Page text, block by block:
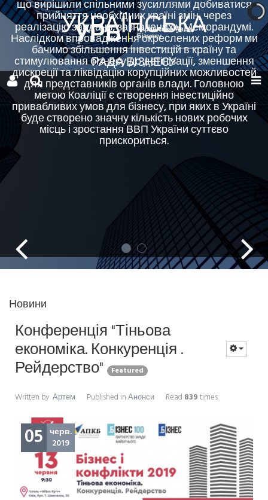
УКРАЇНСЬКА
РАДА БІЗНЕСУ
що вирішили спільними зусиллями добиватися
прийняття необхідних країні змін, через
реалізацію завдань, зазначених у Меморандумі.
Наслідком впровадження окреслених реформ ми
бачимо збільшення інвестицій в країну та
стимулювання бізнесу до детінізації, зменшення
дискреції та ліквідацію корупційних можливостей
для представників органів влади. Головною
метою Коаліції є створення інвестиційно
привабливих умов для бізнесу, при яких в Україні
буде створено значну кількість нових робочих
місць і зростання ВВП України суттєво
прискориться.
Новини
Конференція "Тіньова
економіка. Конкуренція .
Рейдерство" Featured
Written by Артем Published inАнонси Read 839times
05 черв.
2019